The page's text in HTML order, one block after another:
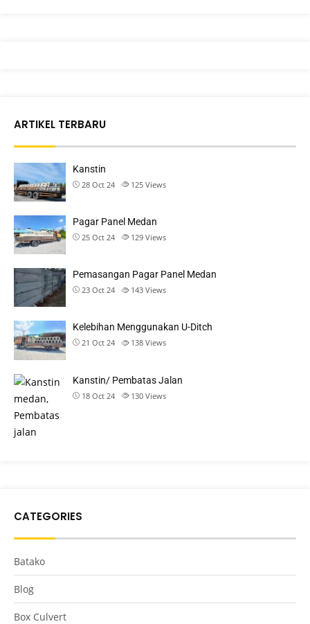
ARTIKEL TERBARU
Kanstin
28 Oct 24 125 Views
Pagar Panel Medan
25 Oct 24 129 Views
Pemasangan Pagar Panel Medan
23 Oct 24 143 Views
Kelebihan Menggunakan U-Ditch
21 Oct 24 138 Views
Kanstin/ Pembatas Jalan
18 Oct 24 130 Views
CATEGORIES
Batako
Blog
Box Culvert